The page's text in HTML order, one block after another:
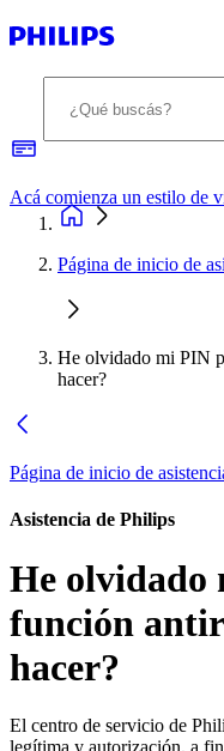
Página de inicio de
He olvidado mi PIN
hacer?
Página de inicio de
Asistencia de Philips
He olvidado
función
hacer?
El centro de servicio de